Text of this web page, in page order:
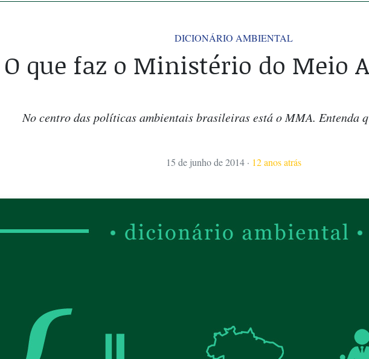
DICIONÁRIO AMBIENTAL
O que faz o Ministério do Meio
No centro das políticas ambientais brasileiras está o MMA. Entenda
15 de junho de 2014 · 12 anos atrás